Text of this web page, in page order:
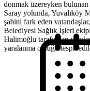
donmak üzereyken
Saray yolunda, Yuvalıköy
şahini fark eden
Belediyesi Sağlık İşleri
Halimoğlu tarafından
yaralanma olduğu tespit